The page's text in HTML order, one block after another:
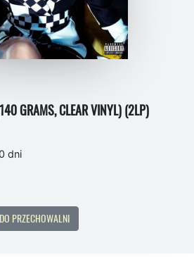
GRAMS, CLEAR VINYL) (2LP)
dni
DO PRZECHOWALNI